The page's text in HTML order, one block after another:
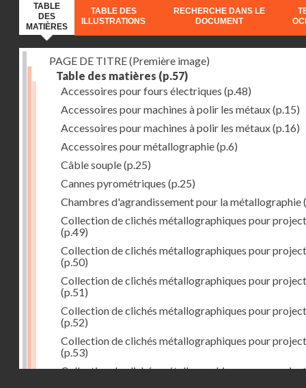
TABLE
DES
MATIÈRES
TABLE DES
ILLUSTRATIONS
RECHERCHE DANS LE
DOCUMENT
PAGE DE TITRE (Première image)
Table des matières (p.57)
Accessoires pour fours électriques (p.48)
Accessoires pour machines à polir les métaux(p.15)
Accessoires pour machines à polir les métaux(p.16)
Accessoires pour métallographie(p.6)
Câble souple(p.25)
Cannes pyrométriques (p.25)
Chambres d'agrandissement pour la métallographie
Collection de clichés métallographiques pour
(p.49)
Collection de clichés métallographiques pour
(p.50)
Collection de clichés métallographiques pour
(p.51)
Collection de clichés métallographiques pour
(p.52)
Collection de clichés métallographiques pour
(p.53)
Collection de clichés métallographiques pour